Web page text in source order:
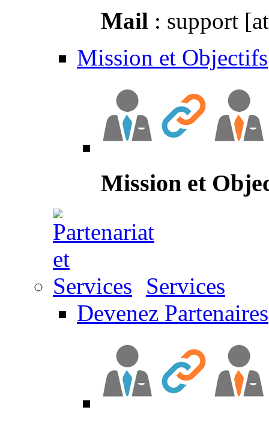
Mail : support
Mission et Objectifs
Mission et
Services
Devenez Partenaires